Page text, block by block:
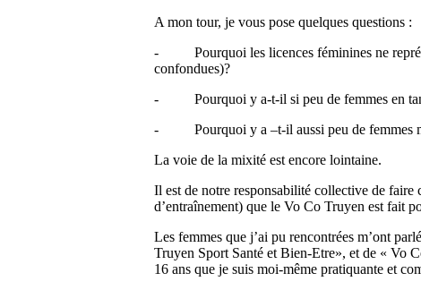
A mon tour, je vous pose quelques questions :
- Pourquoi les licences féminines ne
confondues)?
- Pourquoi y a-t-il si peu de femmes en tant
- Pourquoi y a –t-il aussi peu de femmes
La voie de la mixité est encore lointaine.
Il est de notre responsabilité collective de faire
d’entraînement) que le Vo Co Truyen est fait
Les femmes que j’ai pu rencontrées m’ont
Truyen Sport Santé et Bien-Etre», et de « Vo
16 ans que je suis moi-même pratiquante et